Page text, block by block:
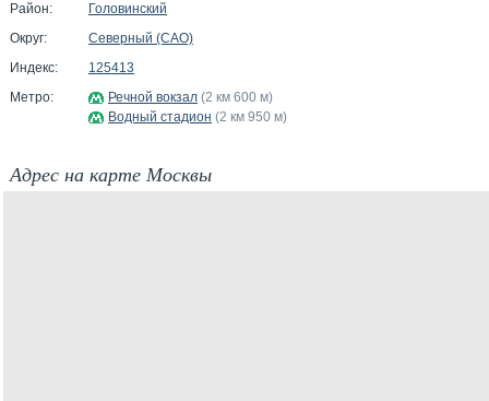
Район:
Головинский
Округ:
Северный (САО)
Индекс:
125413
Метро:
Речной вокзал (2 км 600 м)
Водный стадион (2 км 950 м)
Адрес на карте Москвы